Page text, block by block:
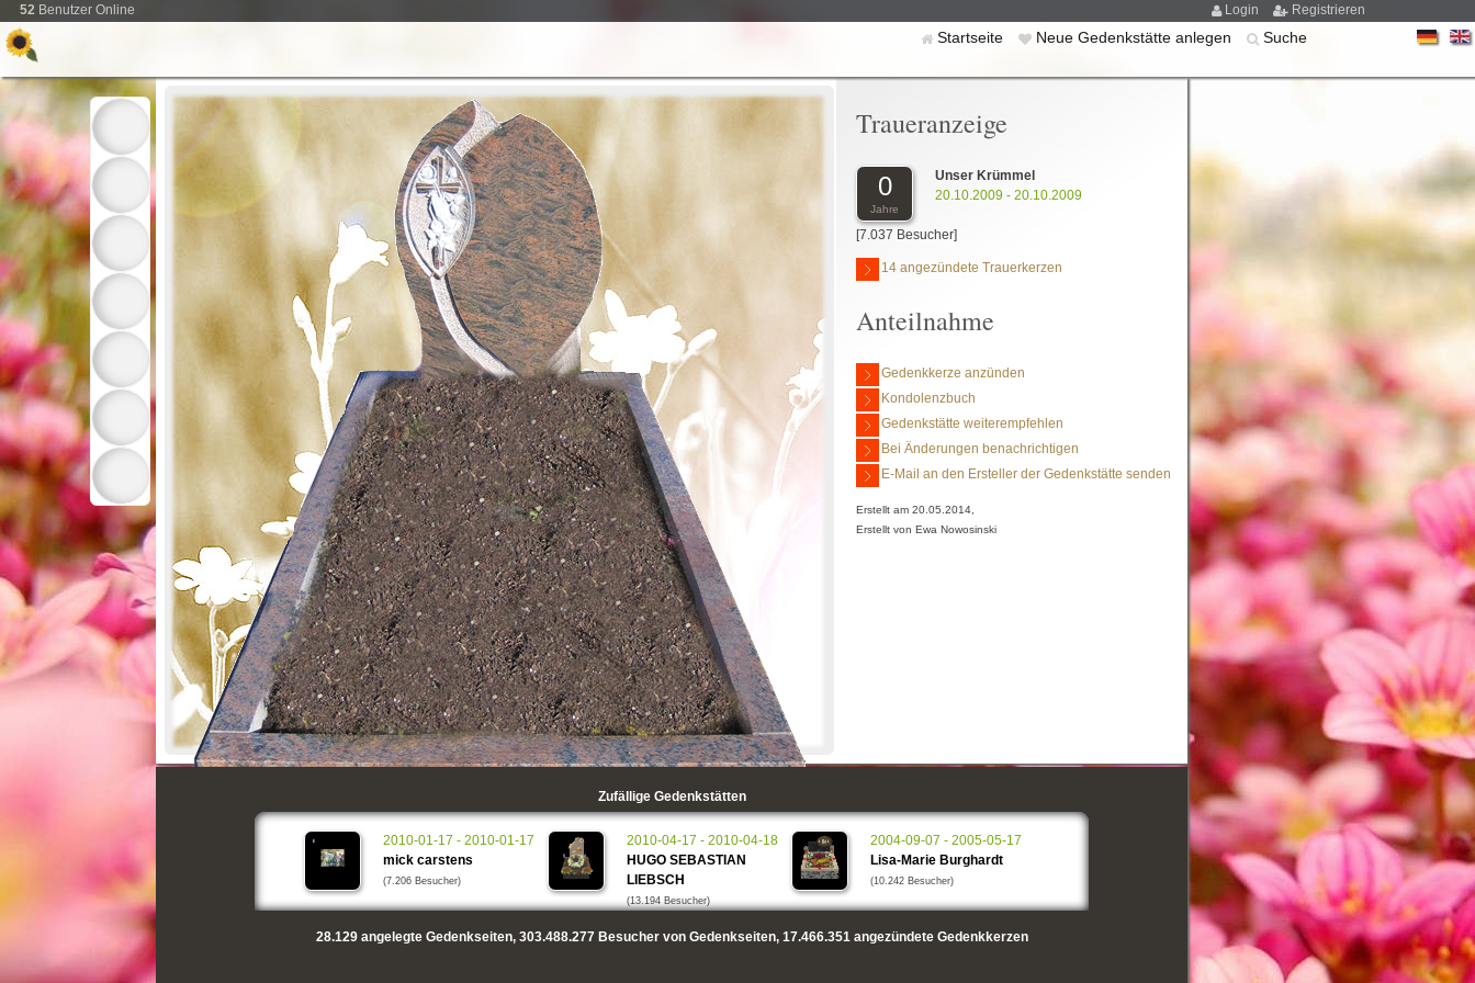
52 Benutzer Online Login Registrieren
Startseite Neue Gedenkstätte anlegen Suche
Traueranzeige
0
Jahre
Unser Krümmel
20.10.2009 - 20.10.2009
[7.037 Besucher]
14 angezündete Trauerkerzen
Anteilnahme
Gedenkkerze anzünden
Kondolenzbuch
Gedenkstätte weiterempfehlen
Bei Änderungen benachrichtigen
E-Mail an den Ersteller der Gedenkstätte senden
Erstellt am 20.05.2014,
Erstellt von Ewa Nowosinski
Zufällige Gedenkstätten
2010-01-17 - 2010-01-17
mick carstens
(7.206 Besucher)
2010-04-17 - 2010-04-18
HUGO SEBASTIAN
LIEBSCH
(13.194 Besucher)
2004-09-07 - 2005-05-17
Lisa-Marie Burghardt
(10.242 Besucher)
28.129angelegte Gedenkseiten, 303.488.277Besucher von Gedenkseiten, 17.466.351angezündete Gedenkkerzen